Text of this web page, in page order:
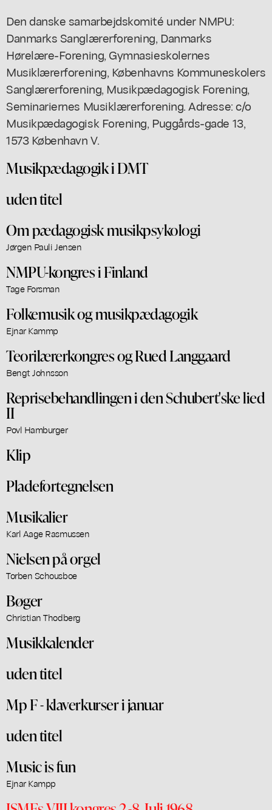
Den danske samarbejdskomité under NMPU:
Danmarks Sanglærerforening, Danmarks
Hørelære-Forening, Gymnasieskolernes
Musiklærerforening, Københavns Kommuneskolers
Sanglærerforening, Musikpædagogisk Forening,
Seminariernes Musiklærerforening. Adresse: c/o
Musikpædagogisk Forening, Puggårds-gade 13,
1573 København V.
Musikpædagogik i DMT
uden titel
Om pædagogisk musikpsykologi
Jørgen Pauli Jensen
NMPU-kongres i Finland
Tage Forsman
Folkemusik og musikpædagogik
Ejnar Kammp
Teorilærerkongres og Rued Langgaard
Bengt Johnsson
Reprisebehandlingen i den Schubert'ske lied
II
Povl Hamburger
Klip
Pladefortegnelsen
Musikalier
Karl Aage Rasmussen
Nielsen på orgel
Torben Schousboe
Bøger
Christian Thodberg
Musikkalender
uden titel
Mp F - klaverkurser i januar
uden titel
Music is fun
Ejnar Kampp